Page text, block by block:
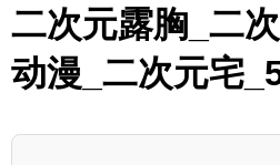
二次元露胸_二
动漫_二次元宅